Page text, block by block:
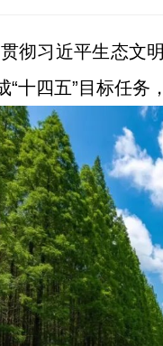
彻习近平生态文
十四五”目标任